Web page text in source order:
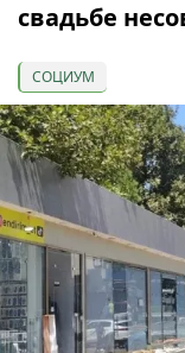
свадьбе
СОЦИУМ